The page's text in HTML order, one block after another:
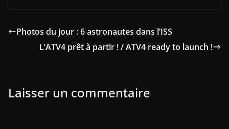
Photos du jour : 6 astronautes dans l’ISS
L’ATV4 prêt à partir ! / ATV4 ready to launch !
Laisser un commentaire